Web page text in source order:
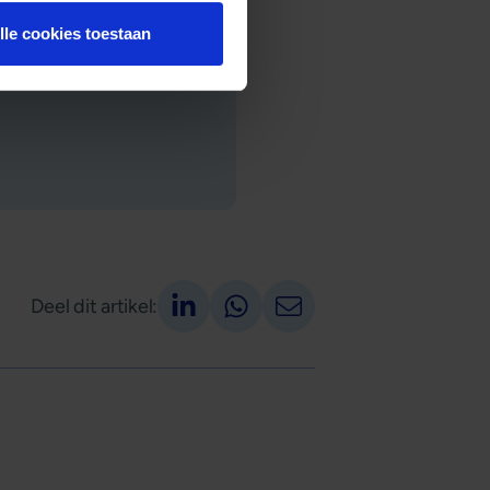
cookies toestaan
Deel dit artikel: Deel op LinkedIn
Deel via Whatsapp
Deel via email